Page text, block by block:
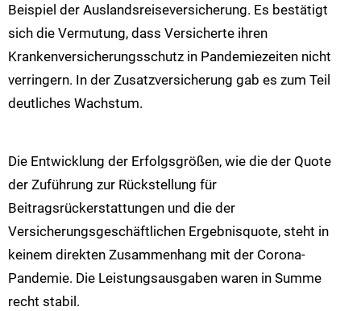
Beispiel der Auslandsreiseversicherung. Es bestätigt
sich die Vermutung, dass Versicherte ihren
Krankenversicherungsschutz in Pandemiezeiten nicht
verringern. In der Zusatzversicherung gab es zum Teil
deutliches Wachstum.
Die Entwicklung der Erfolgsgrößen, wie die der Quote
der Zuführung zur Rückstellung für
Beitragsrückerstattungen und die der
Versicherungsgeschäftlichen Ergebnisquote, steht in
keinem direkten Zusammenhang mit der Corona-
Pandemie. Die Leistungsausgaben waren in Summe
recht stabil.